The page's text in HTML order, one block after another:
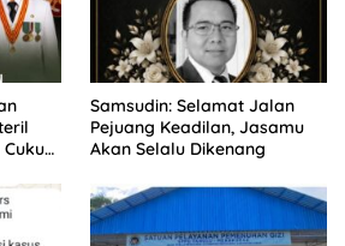
Samsudin: Selamat Jalan
Pejuang Keadilan, Jasamu
Akan Selalu Dikenang